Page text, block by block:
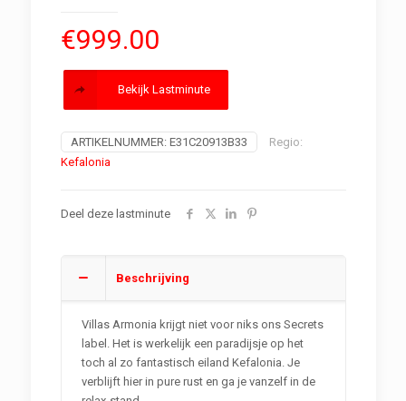
€999.00
Bekijk Lastminute
ARTIKELNUMMER: E31C20913B33
Regio:
Kefalonia
Deel deze lastminute
Beschrijving
Villas Armonia krijgt niet voor niks ons Secrets
label. Het is werkelijk een paradijsje op het
toch al zo fantastisch eiland Kefalonia. Je
verblijft hier in pure rust en ga je vanzelf in de